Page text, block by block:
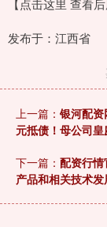
【点击这里 查看后
发布于：江西省
上一篇： 银河配
元抵债！母公司
下一篇： 配资行
产品和相关技术发